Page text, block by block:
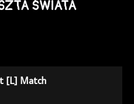
ŚWIATA
[L] Match